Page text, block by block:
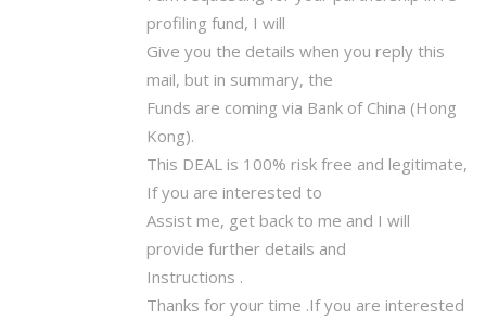
profiling fund, I will
Give you the details when you reply this
mail, but in summary, the
Funds are coming via Bank of China (Hong
Kong).
This DEAL is 100% risk free and legitimate,
If you are interested to
Assist me, get back to me and I will
provide further details and
Instructions .
Thanks for your time .If you are interested